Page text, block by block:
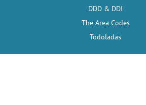
DDD & DDI
The Area Codes
Todoladas